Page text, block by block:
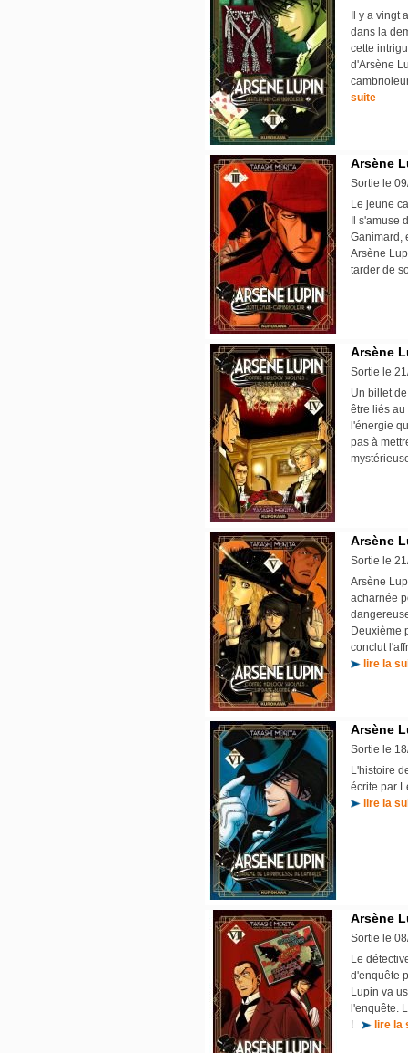
Il y a
dans la
cette
d'Arsène
suite
Arsène
Sortie le
Le jeune
Il
Ganimard,
Arsène
tarder de
Arsène
Sortie le
Un billet
être liés au
l'énergie
pas à
Arsène
Sortie le
Arsène
acharnée
Deuxième
conclut
lire la
Arsène
Sortie le
L'histoire
écrite par
lire la
Arsène
Sortie le
Le
d'enquête
Lupin va
l'enquête.
!
lire la